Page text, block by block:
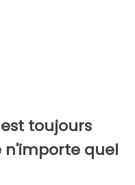
toujours
n'importe quel